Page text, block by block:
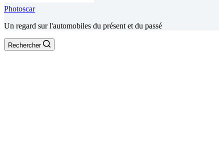
Photoscar
Un regard sur l'automobiles du présent et du passé
Rechercher